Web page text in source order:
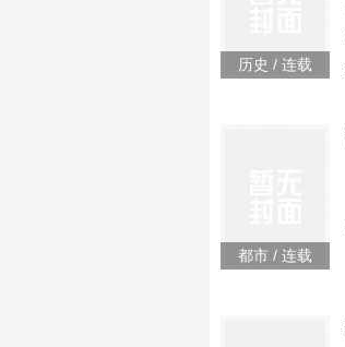
历史 / 连载
都市 / 连载